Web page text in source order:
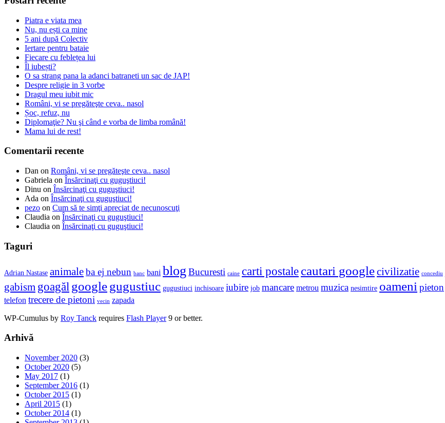
Piatra e viata mea
Nu, nu ești ca mine
5 ani după Colectiv
Iertare pentru bataie
Fiecare cu feblețea lui
Îl iubești?
O sa strang pana la adanci batraneti un sac de JAP!
Despre religie in 3 vorbe
Dragul meu iubit mic
Români, vi se pregăteşte ceva.. nasol
Șoc, refuz, nu
Diplomaţie? Nu şi când e vorba de limba română!
Mama lui de rest!
Comentarii recente
Dan on Români, vi se pregăteşte ceva.. nasol
Gabriela on Însărcinaţi cu guguştiuci!
Dinu on Însărcinaţi cu guguştiuci!
Ada on Însărcinaţi cu guguştiuci!
pezo on Cum să te simţi apreciat de necunoscuţi
Claudia on Însărcinaţi cu guguştiuci!
Claudia on Însărcinaţi cu guguştiuci!
Taguri
Adrian Nastase animaleba ej nebun banc bani blog Bucuresti caine carti postale cautari googlecivilizatie concediu
gabism goagăl googlegugustiuc gugustiuci inchisoare iubire job mancare metrou muzica nesimtire oameni pieton
telefon trecere de pietoni vecin zapada
WP-Cumulus by Roy Tanck requires Flash Player9 or better.
Arhivă
November 2020 (3)
October 2020 (5)
May 2017 (1)
September 2016 (1)
October 2015 (1)
April 2015 (1)
October 2014 (1)